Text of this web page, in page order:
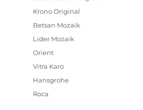
Krono Original
Betsan Mozaik
Lider Mozaik
Orient
Vitra Karo
Hansgrohe
Roca